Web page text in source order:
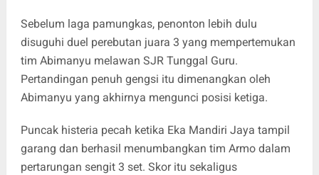
Sebelum laga pamungkas, penonton lebih dulu
disuguhi duel perebutan juara 3 yang mempertemukan
tim Abimanyu melawan SJR Tunggal Guru.
Pertandingan penuh gengsi itu dimenangkan oleh
Abimanyu yang akhirnya mengunci posisi ketiga.
Puncak histeria pecah ketika Eka Mandiri Jaya tampil
garang dan berhasil menumbangkan tim Armo dalam
pertarungan sengit 3 set. Skor itu sekaligus